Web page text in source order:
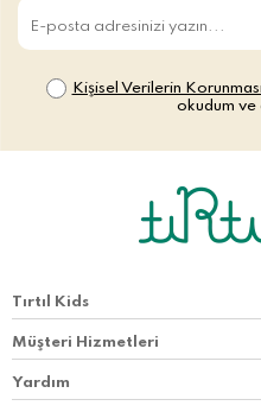
Kişisel Verilerin
okudum ve
Tırtıl Kids
Müşteri Hizmetleri
Yardım